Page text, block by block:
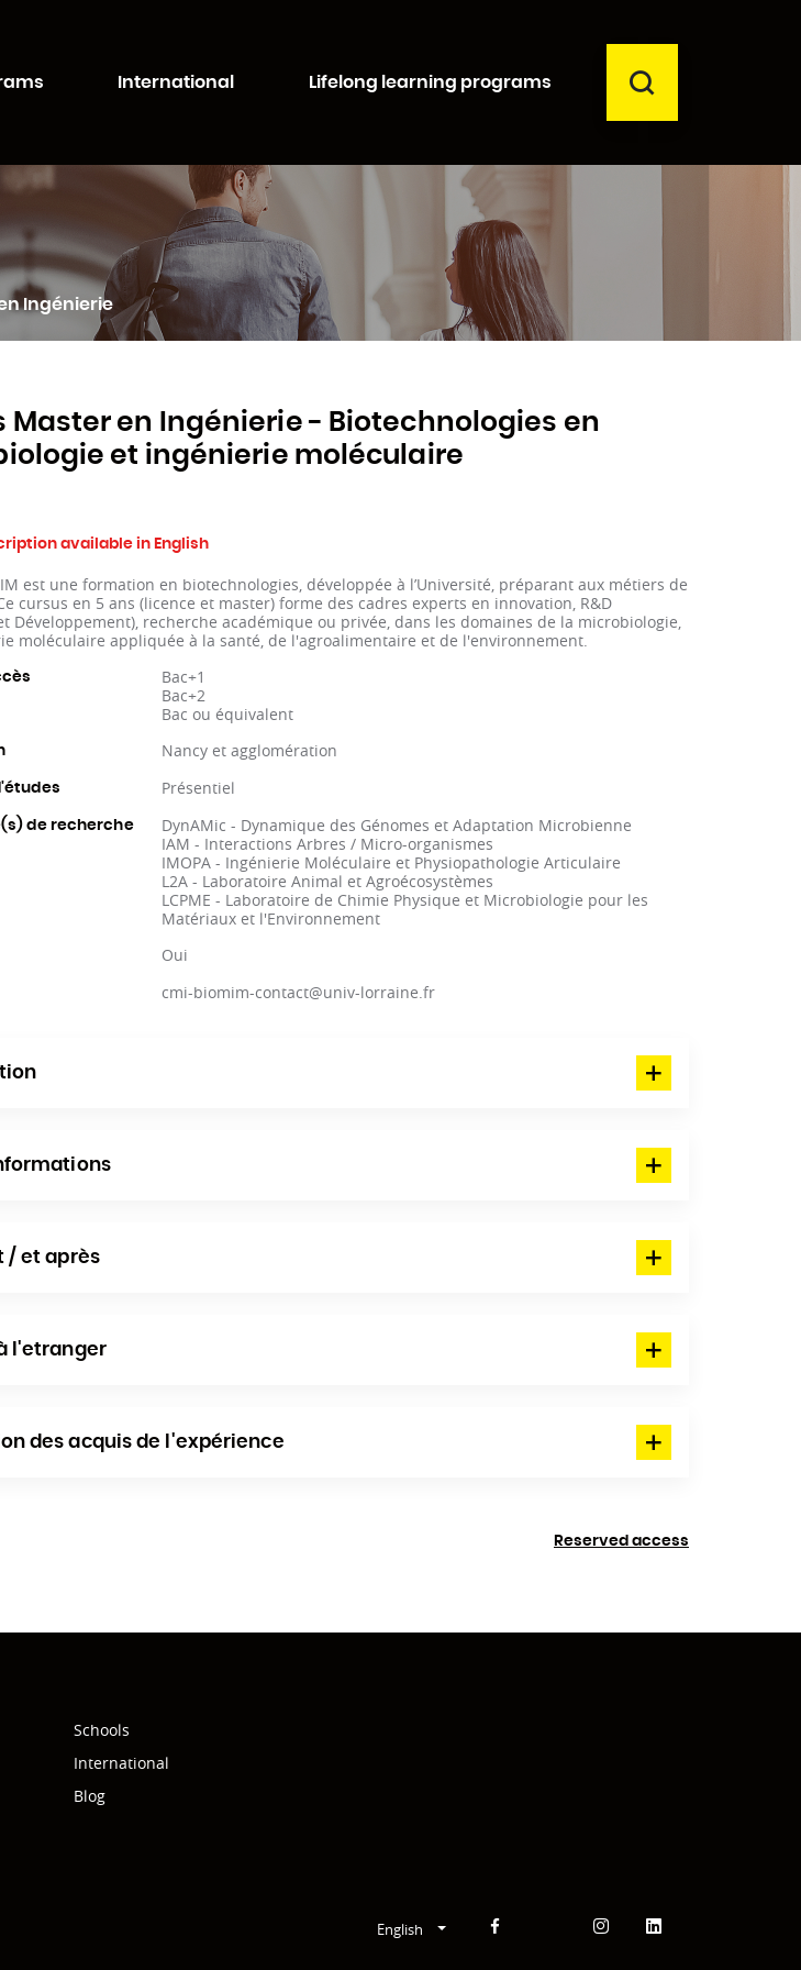
International Lifelong learning programs
Ingénierie
Master en Ingénierie - Biotechnologies en
et ingénierie moléculaire
available in English
est une formation en biotechnologies, développée à l’Université, préparant aux métiers de
cursus en 5 ans (licence et master) forme des cadres experts en innovation, R&D
Développement), recherche académique ou privée, dans les domaines de la microbiologie,
moléculaire appliquée à la santé, de l'agroalimentaire et de l'environnement.
Bac+1
Bac+2
Bac ou équivalent
Nancy et agglomération
Présentiel
de recherche
DynAMic - Dynamique des Génomes et Adaptation Microbienne
IAM - Interactions Arbres / Micro-organismes
IMOPA - Ingénierie Moléculaire et Physiopathologie Articulaire
L2A - Laboratoire Animal et Agroécosystèmes
LCPME - Laboratoire de Chimie Physique et Microbiologie pour les
Matériaux et l'Environnement
Oui
cmi-biomim-contact@univ-lorraine.fr
/ et après
l'etranger
des acquis de l'expérience
Reserved access
Schools
International
Blog
English Facebook YouTubeInstagramLinkedin